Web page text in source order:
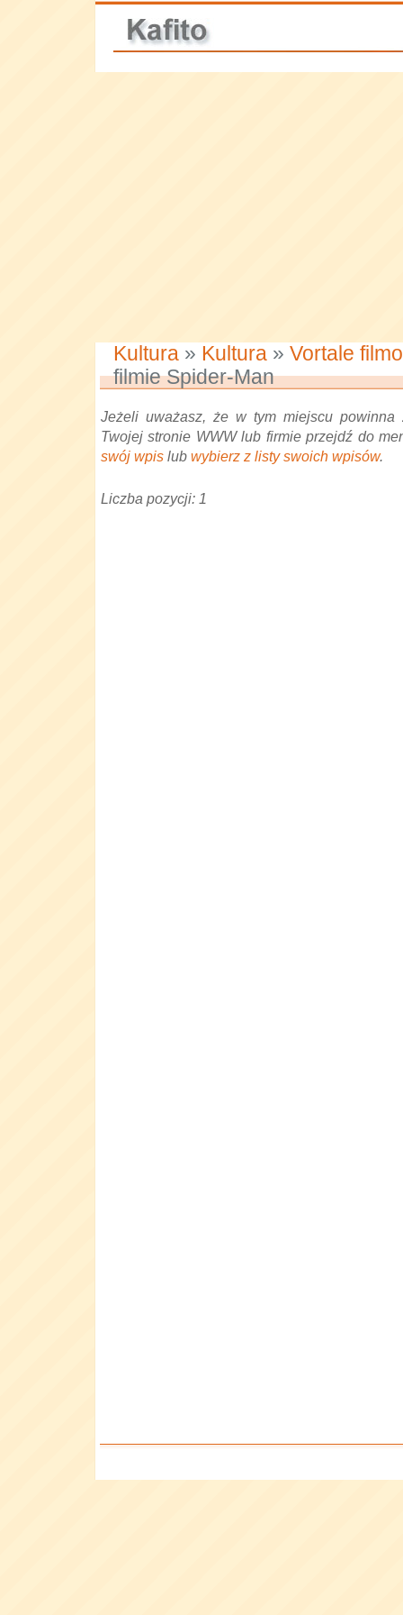
Kultura » Kultura » Vortale
filmie Spider-Man
Jeżeli uważasz, że w tym miejscu powinna
Twojej stronie WWW lub firmie przejdź do
swój wpis lub wybierz z listy swoich wpisów.
Liczba pozycji: 1